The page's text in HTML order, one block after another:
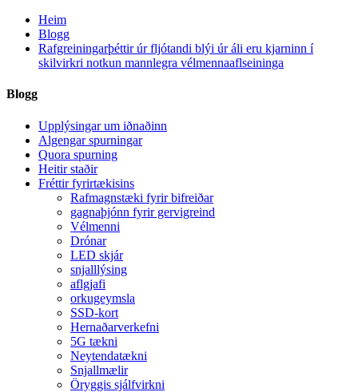
Heim
Blogg
Rafgreiningarþéttir úr fljótandi blýi úr áli eru kjarninn í
skilvirkri notkun mannlegra vélmennaaflseininga
Blogg
Upplýsingar um iðnaðinn
Algengar spurningar
Quora spurning
Heitir staðir
Fréttir fyrirtækisins
Rafmagnstæki fyrir bifreiðar
gagnaþjónn fyrir gervigreind
Vélmenni
Drónar
LED skjár
snjalllýsing
aflgjafi
orkugeymsla
SSD-kort
Hernaðarverkefni
5G tækni
Neytendatækni
Snjallmælir
Öryggis sjálfvirkni